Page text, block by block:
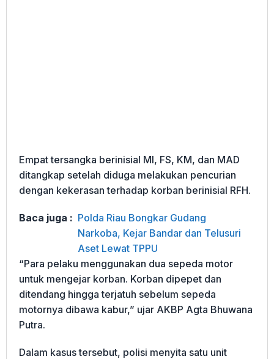
Empat tersangka berinisial MI, FS, KM, dan MAD
ditangkap setelah diduga melakukan pencurian
dengan kekerasan terhadap korban berinisial RFH.
Baca juga : Polda Riau Bongkar Gudang
Narkoba, Kejar Bandar dan Telusuri
Aset Lewat TPPU
“Para pelaku menggunakan dua sepeda motor
untuk mengejar korban. Korban dipepet dan
ditendang hingga terjatuh sebelum sepeda
motornya dibawa kabur,” ujar AKBP Agta Bhuwana
Putra.
Dalam kasus tersebut, polisi menyita satu unit